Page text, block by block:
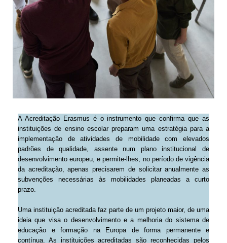
A Acreditação Erasmus é o instrumento que confirma que as
instituições de ensino escolar preparam uma estratégia para a
implementação de atividades de mobilidade com elevados
padrões de qualidade, assente num plano institucional de
desenvolvimento europeu, e permite-lhes, no período de vigência
da acreditação, apenas precisarem de solicitar anualmente as
subvenções necessárias às mobilidades planeadas a curto
prazo.
Uma instituição acreditada faz parte de um projeto maior, de uma
ideia que visa o desenvolvimento e a melhoria do sistema de
educação e formação na Europa de forma permanente e
contínua. As instituições acreditadas são reconhecidas pelos